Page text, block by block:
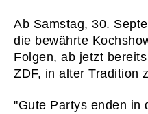
Ab Samstag, 30.
die bewährte
Folgen, ab jetzt
ZDF, in alter Tradition
"Gute Partys enden in